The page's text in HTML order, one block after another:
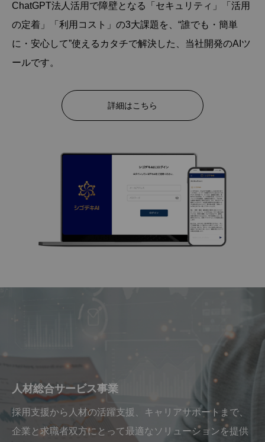
ChatGPT法人活用で障壁となる「セキュリティ」「活用
の定着」「利用コスト」の3大課題を、“誰でも・簡単
に・安心して”使えるカタチで解決した、当社開発のAIツ
ールです。
詳細はこちら
人材総合サービス事業
採用支援から人材の活躍支援、キャリアサポートまで、
企業と求職者双方にとって最適なソリューションを提供